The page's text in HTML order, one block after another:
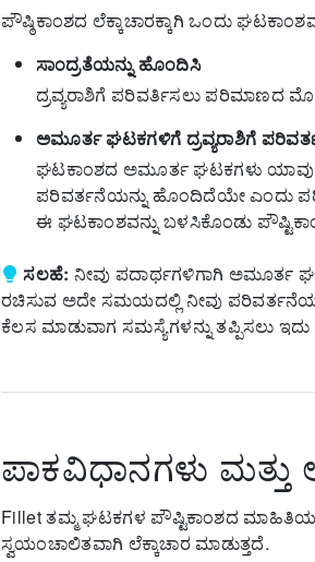
ಪೌಷ್ಠಿಕಾಂಶದ ಲೆಕ್ಕಾಚಾರಕ್ಕಾಗಿ ಒಂದು
ಸಾಂದ್ರತೆಯನ್ನು ಹೊಂದಿಸಿ
ದ್ರವ್ಯರಾಶಿಗೆ ಪರಿವರ್ತಿಸಲು ಪರಿಮಾಣದ
ಅಮೂರ್ತ ಘಟಕಗಳಿಗೆ ದ್ರವ್ಯರಾಶಿಗೆ
ಘಟಕಾಂಶದ ಅಮೂರ್ತ ಘಟಕಗಳು
ಪರಿವರ್ತನೆಯನ್ನು ಹೊಂದಿದೆಯೇ ಎಂದು
ಈ ಘಟಕಾಂಶವನ್ನು ಬಳಸಿಕೊಂಡು
ಸಲಹೆ: ನೀವು ಪದಾರ್ಥಗಳಿಗಾಗಿ ಅಮೂರ್ತ
ರಚಿಸುವ ಅದೇ ಸಮಯದಲ್ಲಿ ನೀವು
ಕೆಲಸ ಮಾಡುವಾಗ ಸಮಸ್ಯೆಗಳನ್ನು ತಪ್ಪಿಸಲು
ಪಾಕವಿಧಾನಗಳು
Fillet ತಮ್ಮ ಘಟಕಗಳ ಪೌಷ್ಟಿಕಾಂಶದ
ಸ್ವಯಂಚಾಲಿತವಾಗಿ ಲೆಕ್ಕಾಚಾರ ಮಾಡುತ್ತದೆ.